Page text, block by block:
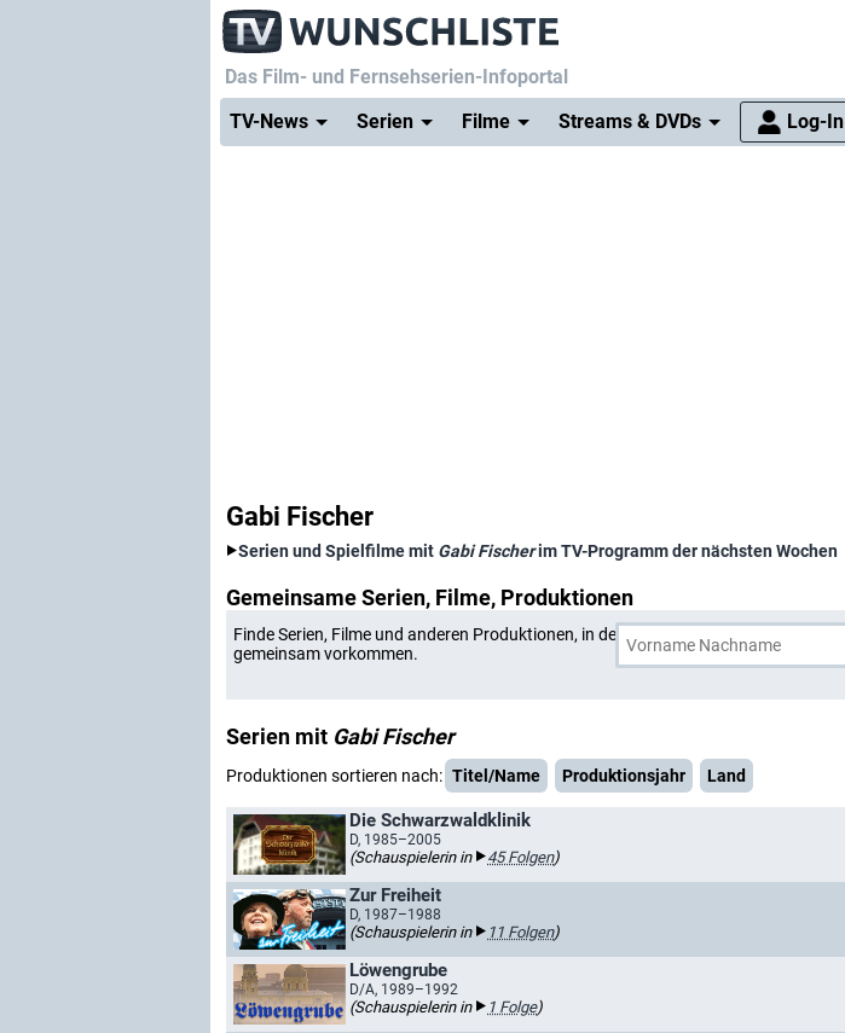
Das Film- und Fernsehserien-Infoportal
TV-News
Serien Filme Streams & DVDs Log-In
Gabi Fischer
Serien und Spielfilme mit Gabi Fischerim TV-Programm der nächsten Wochen
Gemeinsame Serien, Filme, Produktionen
Finde Serien, Filme und anderen Produktionen, in denen Gabi Fischer
gemeinsam vorkommen.
Serien mit Gabi Fischer
Produktionen sortieren nach: Titel/Name Produktionsjahr Land
Die Schwarzwaldklinik
D, 1985–2005
(Schauspielerin in 45 Folgen)
Zur Freiheit
D, 1987–1988
(Schauspielerin in 11 Folgen)
Löwengrube
D/A, 1989–1992
(Schauspielerin in 1 Folge)